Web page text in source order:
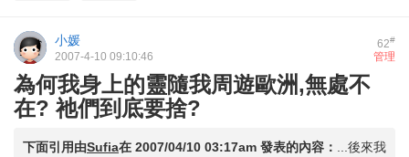
62#
小媛
管理
2007-4-10 09:10:46
為何我身上的靈隨我周遊歐洲,無處不
在? 祂們到底要捨?
下面引用由Sufia在 2007/04/10 03:17am 發表的內容：
...後來我